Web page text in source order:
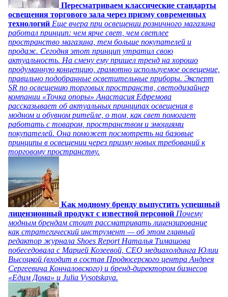
Пересматриваем классические стандарты
освещения торгового зала через призму современных
технологий Еще вчера при освещении розничного магазина
работал принцип: чем ярче свет, чем светлее
пространство магазина, тем больше покупателей и
продаж. Сегодня этот принцип утратил свою
актуальность. На смену ему пришел тренд на хорошо
продуманную концепцию, грамотно используемое освещение,
правильно подобранные осветительные приборы. Эксперт
SR по освещению торговых пространств, светодизайнер
компании «Точка опоры» Анастасия Ефремова
рассказывает об актуальных принципах освещения в
модном и обувном ритейле, о том, как свет помогает
работать с товаром, пространством и эмоциями
покупателей. Она поможет посмотреть на базовые
принципы в освещении через призму новых требований к
торговому пространству.
Как модному бренду выпустить успешный
лицензионный продукт с известной персоной Почему
модным брендам стоит рассматривать лицензирование
как стратегический инструмент — об этом главный
редактор журнала Shoes Report Наталья Тимашова
побеседовала с Марией Козеевой, СЕО медиахолдинга Юлии
Высоцкой (входит в состав Продюсерского центра Андрея
Сергеевича Кончаловского) и бренд-директором бизнесов
«Едим Дома» и Julia Vysotskaya.